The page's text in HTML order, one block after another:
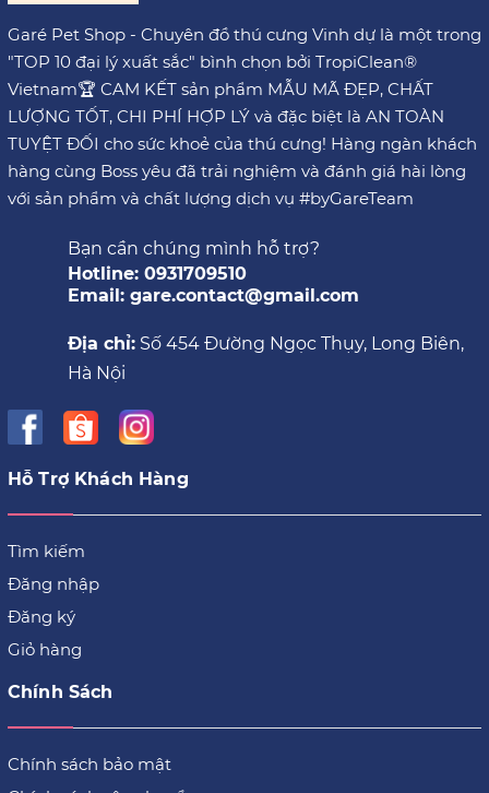
Garé Pet Shop - Chuyên đồ thú cưng Vinh dự là một trong
"TOP 10 đại lý xuất sắc" bình chọn bởi TropiClean®
Vietnam🏆 CAM KẾT sản phẩm MẪU MÃ ĐẸP, CHẤT
LƯỢNG TỐT, CHI PHÍ HỢP LÝ và đặc biệt là AN TOÀN
TUYỆT ĐỐI cho sức khoẻ của thú cưng! Hàng ngàn khách
hàng cùng Boss yêu đã trải nghiệm và đánh giá hài lòng
với sản phẩm và chất lượng dịch vụ #byGareTeam
Bạn cần chúng mình hỗ trợ?
Hotline: 0931709510
Email: gare.contact@gmail.com
Địa chỉ: Số 454 Đường Ngọc Thụy, Long Biên,
Hà Nội
Hỗ Trợ Khách Hàng
Tìm kiếm
Đăng nhập
Đăng ký
Giỏ hàng
Chính Sách
Chính sách bảo mật